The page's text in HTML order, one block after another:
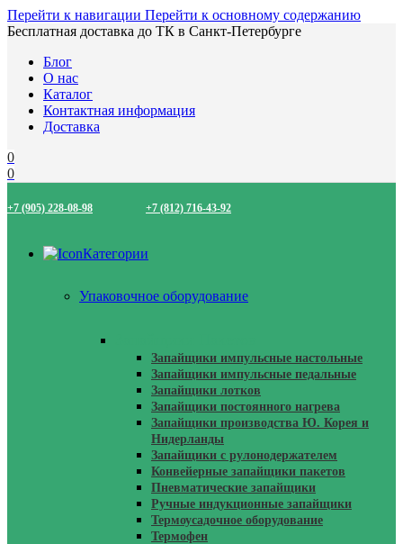
Перейти к навигации Перейти к основному содержанию
Бесплатная доставка до ТК в Санкт-Петербурге
Блог
О нас
Каталог
Контактная информация
Доставка
0
0
+7 (905) 228-08-98 +7 (812) 716-43-92
Категории
Упаковочное оборудование
Запайщики импульсные настольные
Запайщики импульсные педальные
Запайщики лотков
Запайщики постоянного нагрева
Запайщики производства Ю. Корея и
Нидерланды
Запайщики с рулонодержателем
Конвейерные запайщики пакетов
Пневматические запайщики
Ручные индукционные запайщики
Термоусадочное оборудование
Термофен